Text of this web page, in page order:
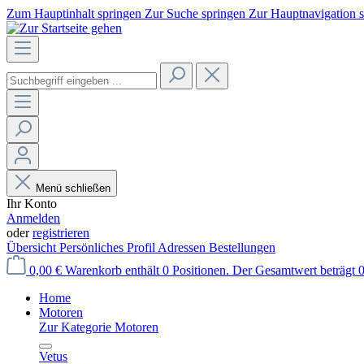
Zum Hauptinhalt springen Zur Suche springen Zur Hauptnavigation
Menü schließen
Ihr Konto
Anmelden
oderregistrieren
Übersicht Persönliches Profil Adressen Bestellungen
0,00 € Warenkorb enthält 0 Positionen. Der Gesamtwert beträgt
Home
Motoren
Zur Kategorie Motoren
Vetus